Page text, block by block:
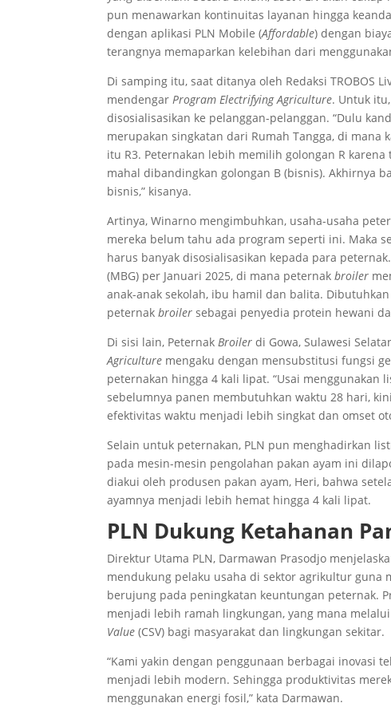
pun menawarkan kontinuitas layanan hingga
dengan aplikasi PLN Mobile (Affordable) dengan
terangnya memaparkan kelebihan dari
Di samping itu, saat ditanya oleh Redaksi TROBOS
mendengarProgram Electrifying Agriculture. Untuk
disosialisasikan ke pelanggan-pelanggan. “Dulu
merupakan singkatan dari Rumah Tangga, di mana
itu R3. Peternakan lebih memilih golongan R
mahal dibandingkan golongan B (bisnis). Akhirnya
bisnis,” kisanya.
Artinya, Winarno mengimbuhkan, usaha-usaha
mereka belum tahu ada program seperti ini. Maka
harus banyak disosialisasikan kepada para
(MBG) per Januari 2025, di mana peternakbroiler
anak-anak sekolah, ibu hamil dan balita.
peternakbroilersebagai penyedia protein hewani
Di sisi lain, PeternakBroilerdi Gowa, Sulawesi
Agriculture mengaku dengan mensubstitusi fungsi
peternakan hingga 4 kali lipat. “Usai menggunakan
sebelumnya panen membutuhkan waktu 28 hari,
efektivitas waktu menjadi lebih singkat dan omset
Selain untuk peternakan, PLN pun menghadirkan
pada mesin-mesin pengolahan pakan ayam ini
diakui oleh produsen pakan ayam, Heri, bahwa
ayamnya menjadi lebih hemat hingga 4 kali lipat.
PLN Dukung Ketahanan
Direktur Utama PLN, Darmawan Prasodjo
mendukung pelaku usaha di sektor agrikultur guna
berujung pada peningkatan keuntungan peternak.
menjadi lebih ramah lingkungan, yang mana
Value (CSV) bagi masyarakat dan lingkungan sekitar.
“Kami yakin dengan penggunaan berbagai inovasi
menjadi lebih modern. Sehingga produktivitas
menggunakan energi fosil,” kata Darmawan.